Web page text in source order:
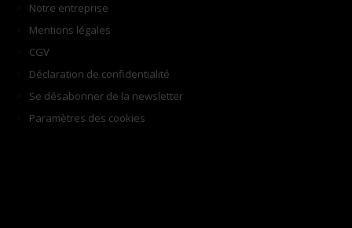
Notre entreprise
Mentions légales
CGV
Déclaration de confidentialité
Se désabonner de la newsletter
Paramètres des cookies